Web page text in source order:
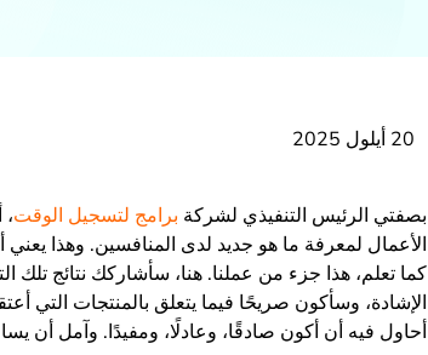
20 أيلول 2025
بصفتي الرئيس التنفيذي لشركة برامج لتسجيل الوقت
الأعمال لمعرفة ما هو جديد لدى المنافسين. وهذا يعني
كما تعلم، هذا جزء من عملنا. هنا، سأشاركك نتائج تلك
الإشادة، وسأكون صريحًا فيما يتعلق بالمنتجات التي
أحاول فيه أن أكون صادقًا، وعادلًا، ومفيدًا. وآمل أن